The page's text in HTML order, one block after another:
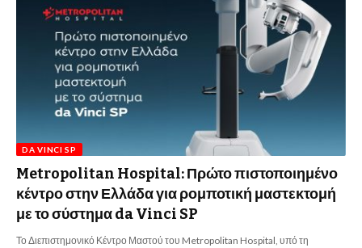
DA VINCI SP
Metropolitan Hospital: Πρώτο πιστοποιημένο
κέντρο στην Ελλάδα για ρομποτική μαστεκτομή
με το σύστημα da Vinci SP
Το Διεπιστημονικό Κέντρο Μαστού του Metropolitan Hospital, υπό τη